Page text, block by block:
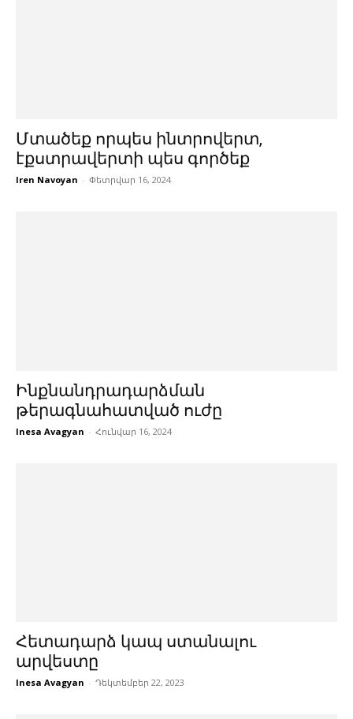
Մտածեք որպես ինտրովերտ,
էքստրավերտի պես գործեք
Iren Navoyan - Փետրվար 16, 2024
Ինքնանդրադարձման
թերագնահատված ուժը
Inesa Avagyan - Հունվար 16, 2024
Հետադարձ կապ ստանալու
արվեստը
Inesa Avagyan - Դեկտեմբեր 22, 2023